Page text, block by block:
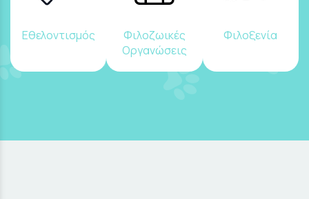
Εθελοντισμός
Φιλοζωικές
Οργανώσεις
Φιλοξενία